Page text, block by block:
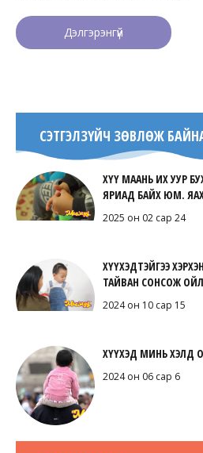
Дэлгэрэнгүй
СЭТГЭЛЗҮЙЧ ЗӨВЛӨЖ
ХҮҮ МААНЬ ИХ УУР
ЯРИАД БАЙХ ЮМ.
2025 он 02 сар 24
ХҮҮХЭДТЭЙГЭЭ
ТАЙВАН СОНСОЖ
2024 он 10 сар 15
ХҮҮХЭД МИНЬ ХЭЛД
2024 он 06 сар 6